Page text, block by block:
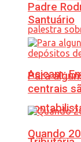
Acicam:
Padre
Santuário
Para
centrais
Quando